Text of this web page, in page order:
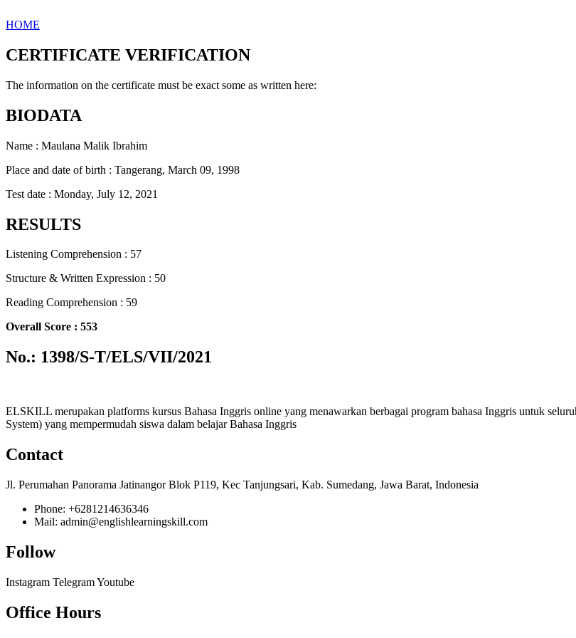
HOME
CERTIFICATE VERIFICATION
The information on the certificate must be exact some as written here:
BIODATA
Name : Maulana Malik Ibrahim
Place and date of birth : Tangerang, March 09, 1998
Test date : Monday, July 12, 2021
RESULTS
Listening Comprehension : 57
Structure & Written Expression : 50
Reading Comprehension : 59
Overall Score : 553
No.: 1398/S-T/ELS/VII/2021
ELSKILL merupakan platforms kursus Bahasa Inggris online yang menawarkan berbagai program bahasa Inggris untuk
System) yang mempermudah siswa dalam belajar Bahasa Inggris
Contact
Jl. Perumahan Panorama Jatinangor Blok P119, Kec Tanjungsari, Kab. Sumedang, Jawa Barat, Indonesia
Phone: +6281214636346
Mail: admin@englishlearningskill.com
Follow
Instagram TelegramYoutube
Office Hours